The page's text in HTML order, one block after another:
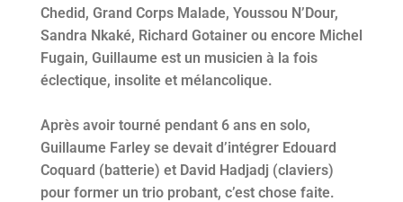
Chedid, Grand Corps Malade, Youssou N’Dour,
Sandra Nkaké, Richard Gotainer ou encore Michel
Fugain, Guillaume est un musicien à la fois
éclectique, insolite et mélancolique.
Après avoir tourné pendant 6 ans en solo,
Guillaume Farley se devait d’intégrer Edouard
Coquard (batterie) et David Hadjadj (claviers)
pour former un trio probant, c’est chose faite.